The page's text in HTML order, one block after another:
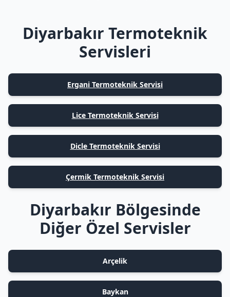
Diyarbakır Termoteknik
Servisleri
Ergani Termoteknik Servisi
Lice Termoteknik Servisi
Dicle Termoteknik Servisi
Çermik Termoteknik Servisi
Diyarbakır Bölgesinde
Diğer Özel Servisler
Arçelik
Baykan